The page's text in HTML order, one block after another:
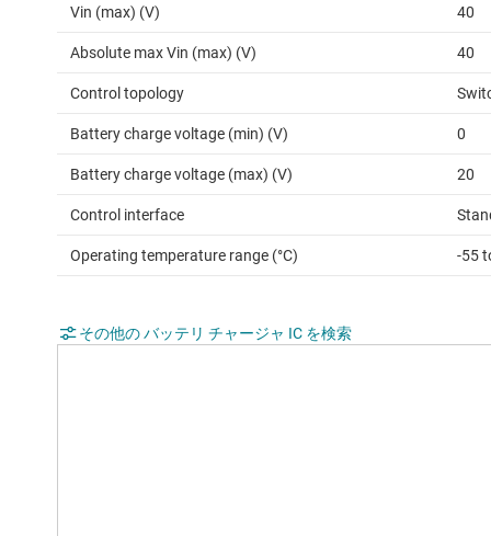
Vin (max) (V) 40
Absolute max Vin (max) (V) 40
Control topology
Battery charge voltage (min) (V) 0
Battery charge voltage (max) (V) 20
Control interface
Operating temperature range (°C) -55
その他の バッテリ チャージャ IC を検索